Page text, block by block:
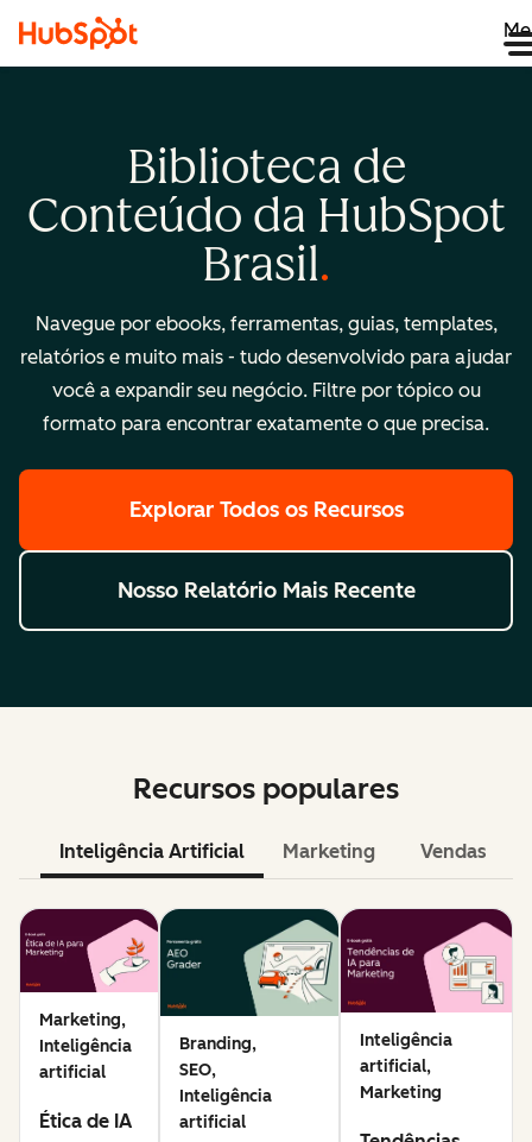
Biblioteca de
Conteúdo da HubSpot
Brasil
Navegue por ebooks, ferramentas, guias, templates,
relatórios e muito mais - tudo desenvolvido para ajudar
você a expandir seu negócio. Filtre por tópico ou
formato para encontrar exatamente o que precisa.
Explorar Todos os Recursos
Nosso Relatório Mais Recente
Recursos populares
Inteligência Artificial Marketing Vendas
Marketing,
Inteligência
artificial
Ética de IA
Branding,
SEO,
Inteligência
artificial
Inteligência
artificial,
Marketing